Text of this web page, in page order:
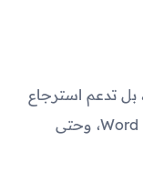
بل تدعم استرجاع
الملفات الصوتية، مستندات PDF، ملفات Word، وحتى